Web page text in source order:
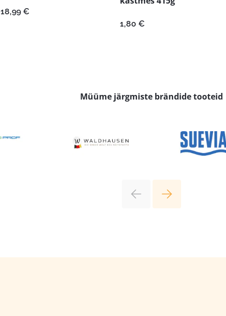
18,99 €
1,80 €
Müüme järgmiste brändide tooteid